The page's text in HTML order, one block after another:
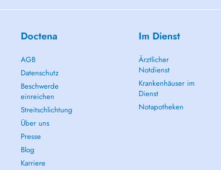
Doctena
AGB
Datenschutz
Beschwerde
einreichen
Streitschlichtung
Über uns
Presse
Blog
Karriere
Im Dienst
Ärztlicher
Notdienst
Krankenhäuser im
Dienst
Notapotheken